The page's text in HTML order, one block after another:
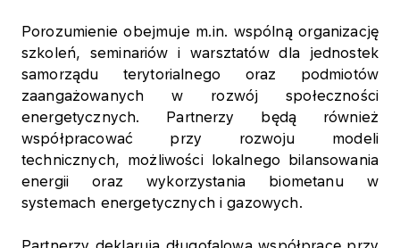
Porozumienie obejmuje m.in. wspólną organizację
szkoleń, seminariów i warsztatów dla jednostek
samorządu terytorialnego oraz podmiotów
zaangażowanych w rozwój społeczności
energetycznych. Partnerzy będą również
współpracować przy rozwoju modeli
technicznych, możliwości lokalnego bilansowania
energii oraz wykorzystania biometanu w
systemach energetycznych i gazowych.